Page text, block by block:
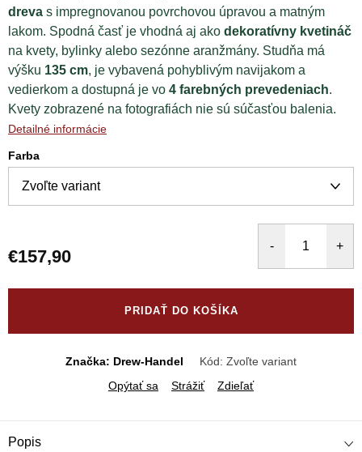
dreva s impregnovanou povrchovou úpravou a matným
lakom. Spodná časť je vhodná aj ako dekoratívny kvetináč
na kvety, bylinky alebo sezónne aranžmány. Studňa má
výšku 135 cm, je vybavená pohyblivým navijakom a
vedierkom a dostupná je vo 4 farebných prevedeniach.
Kvety zobrazené na fotografiách nie sú súčasťou balenia.
Detailné informácie
Farba
€157,90
PRIDAŤ DO KOŠÍKA
Značka: Drew-Handel Kód: Zvoľte variant
Opýtať sa
Strážiť Zdieľať
Popis